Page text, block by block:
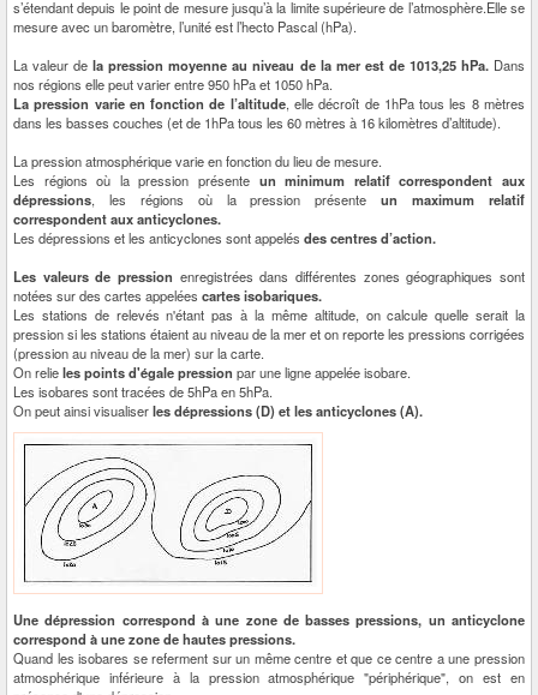
s’étendant depuis le point de mesure jusqu’à la limite supérieure de l’atmosphère.Elle se
mesure avec un baromètre, l’unité est l’hecto Pascal (hPa).
La valeur dela pression moyenne au niveau de la mer est de 1013,25 hPa. Dans
nos régions elle peut varier entre 950 hPa et 1050 hPa.
La pression varie en fonction de l’altitude, elle décroît de 1hPa tous les 8 mètres
dans les basses couches (et de 1hPa tous les 60 mètres à 16 kilomètres d’altitude).
La pression atmosphérique varie en fonction du lieu de mesure.
Les régions où la pression présente un minimum relatif correspondent aux
dépressions, les régions où la pression présenteun maximum relatif
correspondent aux anticyclones.
Les dépressions et les anticyclones sont appelés des centres d’action.
Les valeurs de pression enregistrées dans différentes zones géographiques sont
notées sur des cartes appelées cartes isobariques.
Les stations de relevés n'étant pas à la même altitude, on calcule quelle serait la
pression si les stations étaient au niveau de la mer et on reporte les pressions corrigées
(pression au niveau de la mer) sur la carte.
On relieles points d'égale pression par une ligne appelée isobare.
Les isobares sont tracées de 5hPa en 5hPa.
On peut ainsi visualiserles dépressions (D) et les anticyclones (A).
Une dépression correspond à une zone de basses pressions, un anticyclone
correspond à une zone de hautes pressions.
Quand les isobares se referment sur un même centre et que ce centre a une pression
atmosphérique inférieure à la pression atmosphérique "périphérique", on est en